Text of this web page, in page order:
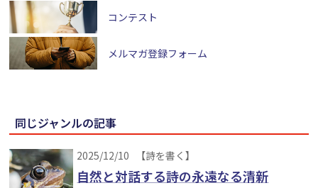
コンテスト
メルマガ登録フォーム
同じジャンルの記事
2025/12/10 【詩を書く】
自然と対話する詩の永遠なる清新